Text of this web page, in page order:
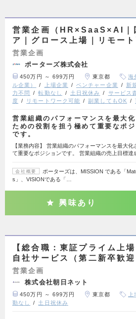
営業企画（HR×SaaS×AI｜
ア｜グロース上場｜リモート
営業企画
ポーターズ株式会社
450万円 ～ 699万円 東京都
海
ル企業）
上場企業 ベンチャー企業 新
力不問
転勤なし 土日祝休み サービス
度
リモートワーク可能 副業してもOK
営業組織のパフォーマンスを最大化
ための役割を担う極めて重要なポ
です。
【業務内容】 営業組織のパフォーマンスを最大
て重要なポジションです。 営業組織の売上目標達
会社概要
ポーターズは、MISSION である「
s」、VISIONである「…
興味あり
【総合職：東証プライム上
自社サービス（第二新卒歓迎
営業企画
株式会社朝日ネット
450万円 ～ 699万円 東京都
勤なし
土日祝休み